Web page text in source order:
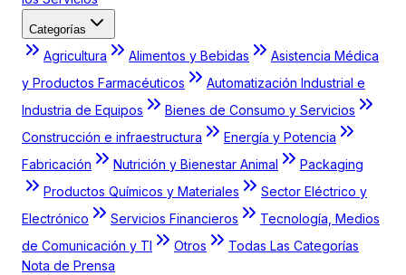
Categorías
Agricultura Alimentos y Bebidas
Asistencia Médica
y Productos Farmacéuticos
Automatización Industrial e
Industria de Equipos
Bienes de Consumo y Servicios
Construcción e infraestructura
Energía y Potencia
Fabricación
Nutrición y Bienestar Animal
Packaging
Productos Químicos y Materiales
Sector Eléctrico y
Electrónico
Servicios Financieros
Tecnología, Medios
de Comunicación y TI
Otros
Todas Las Categorías
Nota de Prensa